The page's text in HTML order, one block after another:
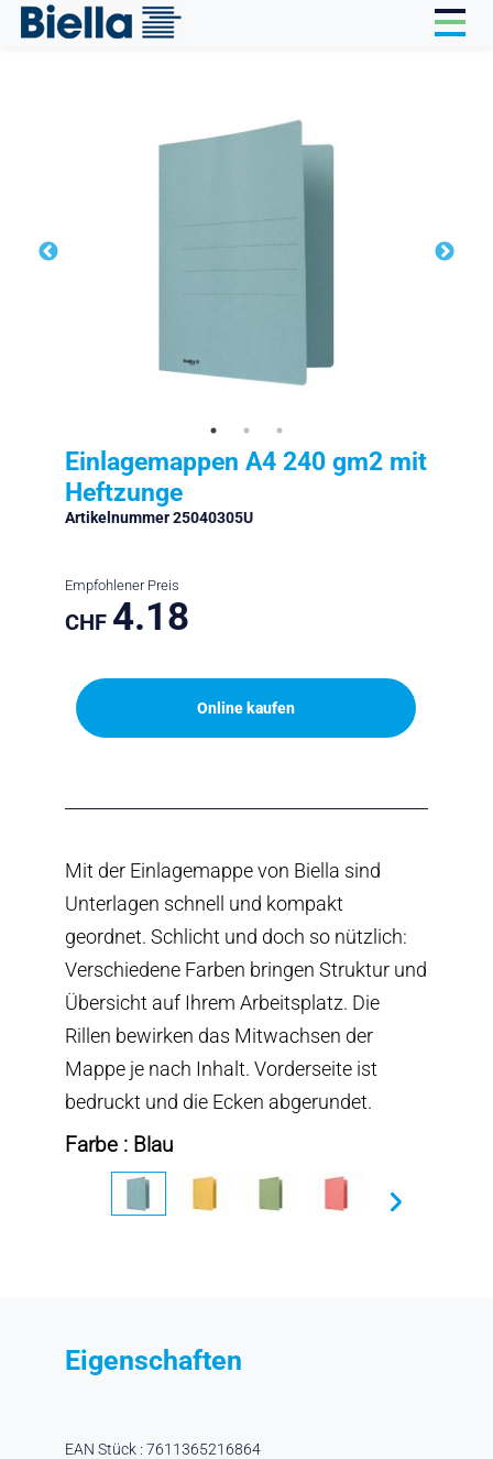
Einlagemappen A4 240 gm2 mit
Heftzunge
Artikelnummer 25040305U
Empfohlener Preis
CHF 4.18
Online kaufen
Mit der Einlagemappe von Biella sind
Unterlagen schnell und kompakt
geordnet. Schlicht und doch so nützlich:
Verschiedene Farben bringen Struktur und
Übersicht auf Ihrem Arbeitsplatz. Die
Rillen bewirken das Mitwachsen der
Mappe je nach Inhalt. Vorderseite ist
bedruckt und die Ecken abgerundet.
Farbe : Blau
Eigenschaften
EAN Stück : 7611365216864
Cookie-Einstellungen